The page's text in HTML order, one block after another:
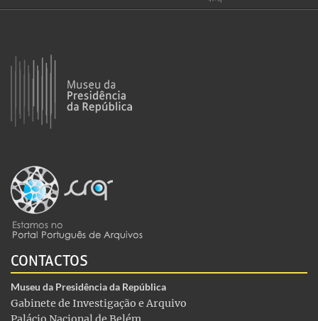
CONTACTOS
Museu da Presidência da República
Gabinete de Investigação e Arquivo